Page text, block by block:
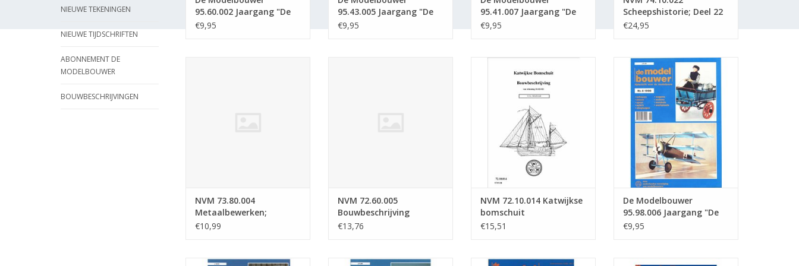
NIEUWE TEKENINGEN
NIEUWE TIJDSCHRIFTEN
ABONNEMENT DE
MODELBOUWER
BOUWBESCHRIJVINGEN
95.60.002 Jaargang "De
Modelbouwer" Editie :
€9,95
95.43.005 Jaargang "De
Modelbouwer" Editie :
€9,95
95.41.007 Jaargang "De
Modelbouwer" Editie :
€9,95
Scheepshistorie; Deel 22
€24,95
NVM 73.80.004
Metaalbewerken;
reviseren van geleidingen
€10,99
NVM 72.60.005
Bouwbeschrijving
Ransomes trekker
€13,76
bomschuit
TOEVOEGEN AAN WINKELWAGEN
NVM 72.10.014 Katwijkse
bomschuit
€15,51
De Modelbouwer 95.98.006
Jaargang "De Modelbouwer"
Editie : 98.006 (PDF)
TOEVOEGEN AAN WINKELWAGEN
De Modelbouwer
95.98.006 Jaargang "De
Modelbouwer" Editie :
€9,95
De Modelbouwer 95.95.010
De Modelbouwer 95.94.007
De Modelbouwer 95.84.007
De Modelbouwer 95.81.007